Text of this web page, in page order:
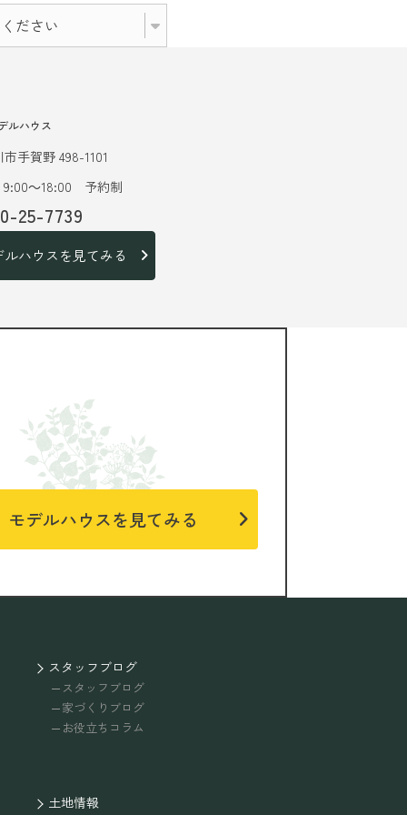
ルハウス
手賀野 498-1101
9:00～18:00 予約制
25-7739
ルハウスを見てみる
モデルハウスを見てみる
スタッフブログ
スタッフブログ
家づくりブログ
お役立ちコラム
土地情報